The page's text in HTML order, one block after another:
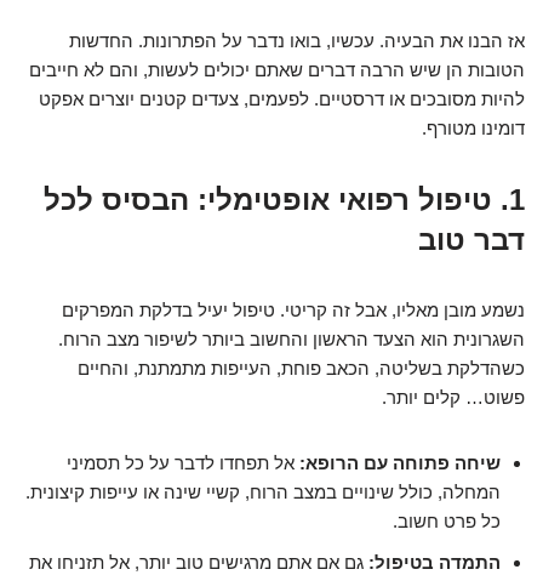
אז הבנו את הבעיה. עכשיו, בואו נדבר על הפתרונות. החדשות
הטובות הן שיש הרבה דברים שאתם יכולים לעשות, והם לא חייבים
להיות מסובכים או דרסטיים. לפעמים, צעדים קטנים יוצרים אפקט
דומינו מטורף.
1. טיפול רפואי אופטימלי: הבסיס לכל
דבר טוב
נשמע מובן מאליו, אבל זה קריטי. טיפול יעיל בדלקת המפרקים
השגרונית הוא הצעד הראשון והחשוב ביותר לשיפור מצב הרוח.
כשהדלקת בשליטה, הכאב פוחת, העייפות מתמתנת, והחיים
פשוט… קלים יותר.
שיחה פתוחה עם הרופא: אל תפחדו לדבר על כל תסמיני
המחלה, כולל שינויים במצב הרוח, קשיי שינה או עייפות קיצונית.
כל פרט חשוב.
התמדה בטיפול: גם אם אתם מרגישים טוב יותר, אל תזניחו את